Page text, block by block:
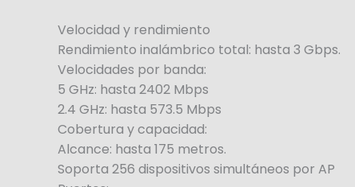
Velocidad y rendimiento
Rendimiento inalámbrico total: hasta 3 Gbps.
Velocidades por banda:
5 GHz: hasta 2402 Mbps
2.4 GHz: hasta 573.5 Mbps
Cobertura y capacidad:
Alcance: hasta 175 metros.
Soporta 256 dispositivos simultáneos por AP